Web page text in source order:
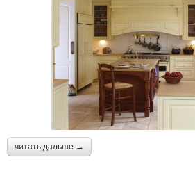
читать дальше →